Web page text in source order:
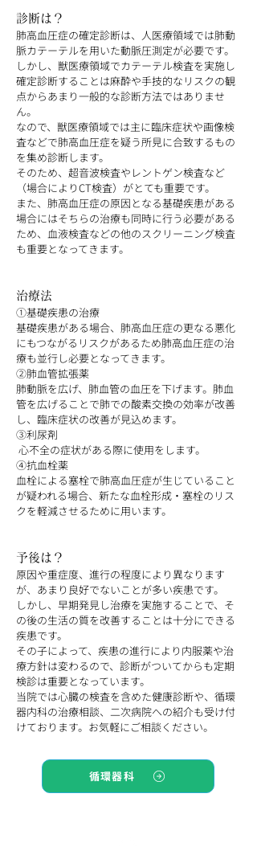
診断は？
肺高血圧症の確定診断は、人医療領域では肺動
脈カテーテルを用いた動脈圧測定が必要です。
しかし、獣医療領域でカテーテル検査を実施し
確定診断することは麻酔や手技的なリスクの観
点からあまり一般的な診断方法ではありませ
ん。
なので、獣医療領域では主に臨床症状や画像検
査などで肺高血圧症を疑う所見に合致するもの
を集め診断します。
そのため、超音波検査やレントゲン検査など
（場合によりCT検査）がとても重要です。
また、肺高血圧症の原因となる基礎疾患がある
場合にはそちらの治療も同時に行う必要がある
ため、血液検査などの他のスクリーニング検査
も重要となってきます。
治療法
①基礎疾患の治療
基礎疾患がある場合、肺高血圧症の更なる悪化
にもつながるリスクがあるため肺高血圧症の治
療も並行し必要となってきます。
②肺血管拡張薬
肺動脈を広げ、肺血管の血圧を下げます。肺血
管を広げることで肺での酸素交換の効率が改善
し、臨床症状の改善が見込めます。
③利尿剤
心不全の症状がある際に使用をします。
④抗血栓薬
血栓による塞栓で肺高血圧症が生じていること
が疑われる場合、新たな血栓形成・塞栓のリス
クを軽減させるために用います。
予後は？
原因や重症度、進行の程度により異なります
が、あまり良好でないことが多い疾患です。
しかし、早期発見し治療を実施することで、そ
の後の生活の質を改善することは十分にできる
疾患です。
その子によって、疾患の進行により内服薬や治
療方針は変わるので、診断がついてからも定期
検診は重要となっています。
当院では心臓の検査を含めた健康診断や、循環
器内科の治療相談、二次病院への紹介も受け付
けております。お気軽にご相談ください。
循環器科